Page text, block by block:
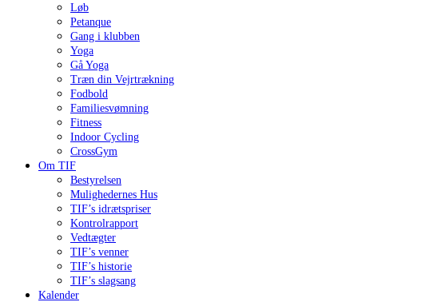
Løb
Petanque
Gang i klubben
Yoga
Gå Yoga
Træn din Vejrtrækning
Fodbold
Familiesvømning
Fitness
Indoor Cycling
CrossGym
Om TIF
Bestyrelsen
Mulighedernes Hus
TIF’s idrætspriser
Kontrolrapport
Vedtægter
TIF’s venner
TIF’s historie
TIF’s slagsang
Kalender